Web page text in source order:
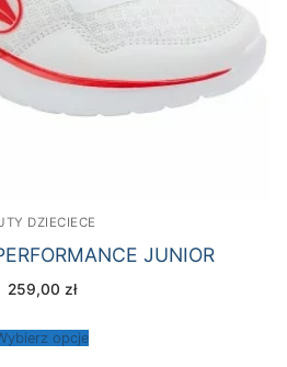
DZIECIECE
JUNIOR
259,00 zł
opcje